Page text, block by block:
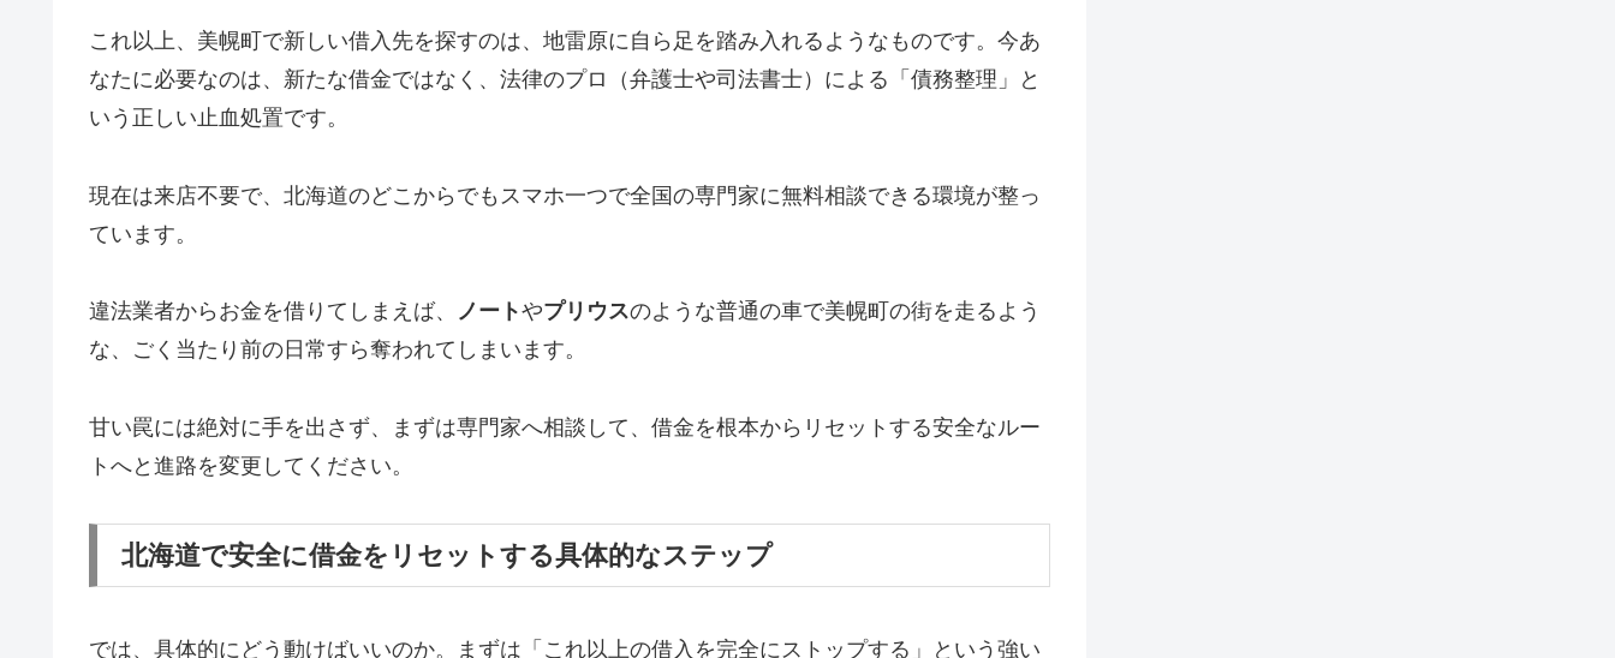
これ以上、美幌町で新しい借入先を探すのは、地雷原に自ら足を踏み入れるようなものです。今あ
なたに必要なのは、新たな借金ではなく、法律のプロ（弁護士や司法書士）による「債務整理」と
いう正しい止血処置です。
現在は来店不要で、北海道のどこからでもスマホ一つで全国の専門家に無料相談できる環境が整っ
ています。
違法業者からお金を借りてしまえば、 ノートやプリウスのような普通の車で美幌町の街を走るよう
な、ごく当たり前の日常すら奪われてしまいます。
甘い罠には絶対に手を出さず、まずは専門家へ相談して、借金を根本からリセットする安全なルー
トへと進路を変更してください。
北海道で安全に借金をリセットする具体的なステップ
では、具体的にどう動けばいいのか。まずは「これ以上の借入を完全にストップする」という強い